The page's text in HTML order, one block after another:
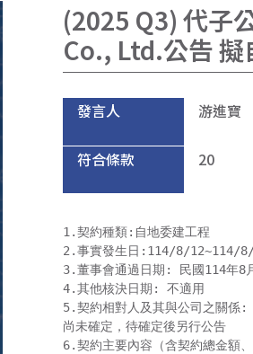
(2025 Q3) 代
Co., Ltd.公告
發言人 游進寶
符合條款
20
1.契約種類:自地委建工程
2.事實發生日:114/8/12~114/
3.董事會通過日期: 民國114年8
4.其他核決日期: 不適用
5.契約相對人及其與公司之關係:
尚未確定，待確定後另行公告
6.契約主要內容（含契約總金額